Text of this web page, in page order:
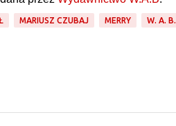
MARIUSZ CZUBAJ MERRY W. A. B.